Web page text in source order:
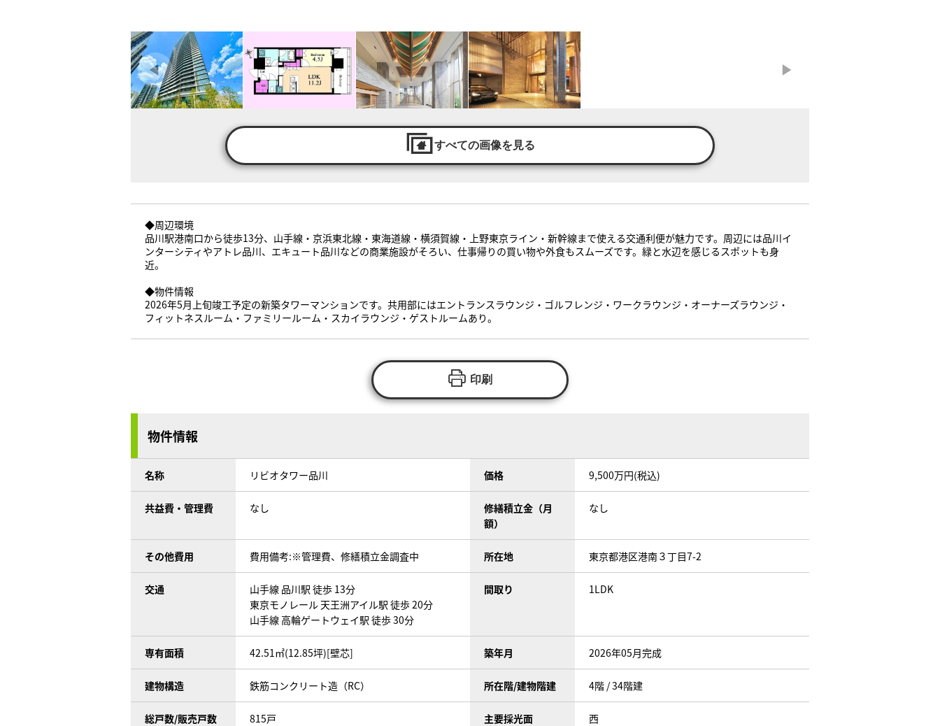
すべての画像を見る
◆周辺環境
品川駅港南口から徒歩13分、山手線・京浜東北線・東海道線・横須賀線・上野東京ライン・新幹線まで使える交通利便が魅力です。周辺には品川イ
ンターシティやアトレ品川、エキュート品川などの商業施設がそろい、仕事帰りの買い物や外食もスムーズです。緑と水辺を感じるスポットも身
近。
◆物件情報
2026年5月上旬竣工予定の新築タワーマンションです。共用部にはエントランスラウンジ・ゴルフレンジ・ワークラウンジ・オーナーズラウンジ・
フィットネスルーム・ファミリールーム・スカイラウンジ・ゲストルームあり。
印刷
物件情報
名称 リビオタワー品川 価格 9,500万円(税込)
共益費・管理費 なし
修繕積立金（月
額）
なし
その他費用 費用備考:※管理費、修繕積立金調査中 所在地 東京都港区港南３丁目7-2
交通
山手線 品川駅 徒歩 13分
東京モノレール 天王洲アイル駅 徒歩 20分
山手線 高輪ゲートウェイ駅 徒歩 30分
間取り 1LDK
専有面積 42.51㎡(12.85坪)[壁芯] 築年月 2026年05月完成
建物構造 鉄筋コンクリート造（RC） 所在階/建物階建 4階 / 34階建
総戸数/販売戸数 815戸 主要採光面 西